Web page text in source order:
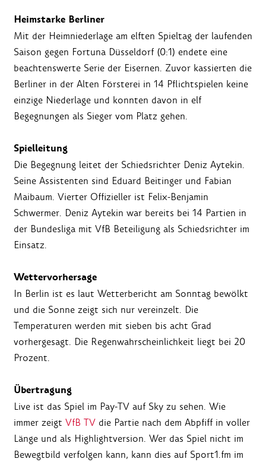
Heimstarke Berliner
Mit der Heimniederlage am elften Spieltag der laufenden
Saison gegen Fortuna Düsseldorf (0:1) endete eine
beachtenswerte Serie der Eisernen. Zuvor kassierten die
Berliner in der Alten Försterei in 14 Pflichtspielen keine
einzige Niederlage und konnten davon in elf
Begegnungen als Sieger vom Platz gehen.
Spielleitung
Die Begegnung leitet der Schiedsrichter Deniz Aytekin.
Seine Assistenten sind Eduard Beitinger und Fabian
Maibaum. Vierter Offizieller ist Felix-Benjamin
Schwermer. Deniz Aytekin war bereits bei 14 Partien in
der Bundesliga mit VfB Beteiligung als Schiedsrichter im
Einsatz.
Wettervorhersage
In Berlin ist es laut Wetterbericht am Sonntag bewölkt
und die Sonne zeigt sich nur vereinzelt. Die
Temperaturen werden mit sieben bis acht Grad
vorhergesagt. Die Regenwahrscheinlichkeit liegt bei 20
Prozent.
Übertragung
Live ist das Spiel im Pay-TV auf Sky zu sehen. Wie
immer zeigt VfB TV die Partie nach dem Abpfiff in voller
Länge und als Highlightversion. Wer das Spiel nicht im
Bewegtbild verfolgen kann, kann dies auf Sport1.fm im